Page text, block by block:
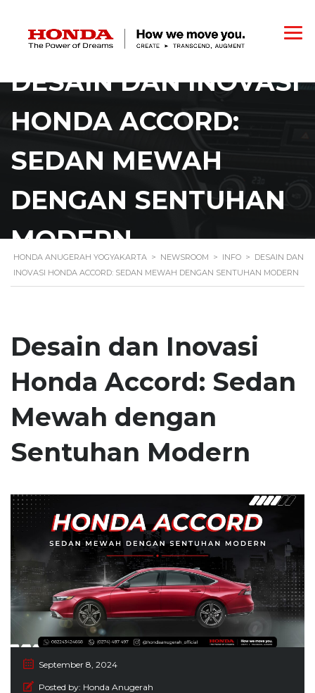
DESAIN DAN INOVASI
HONDA ACCORD:
SEDAN MEWAH
DENGAN SENTUHAN
MODERN
HONDA ANUGERAH YOGYAKARTA > NEWSROOM > INFO > DESAIN DAN
INOVASI HONDA ACCORD: SEDAN MEWAH DENGAN SENTUHAN MODERN
Desain dan Inovasi
Honda Accord: Sedan
Mewah dengan
Sentuhan Modern
September 8, 2024
Posted by: Honda Anugerah